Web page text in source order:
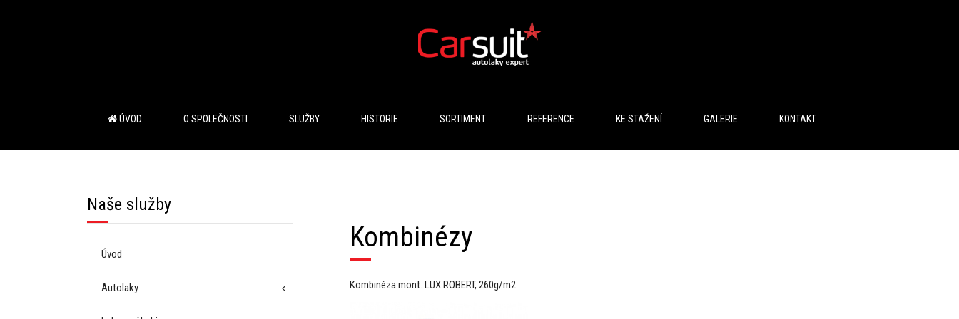
ÚVOD O SPOLEČNOSTI SLUŽBY HISTORIE SORTIMENT REFERENCE KE STAŽENÍ GALERIE KONTAKT
Kombinézy
Kombinéza mont. LUX ROBERT, 260g/m2
Naše služby
Úvod
Autolaky